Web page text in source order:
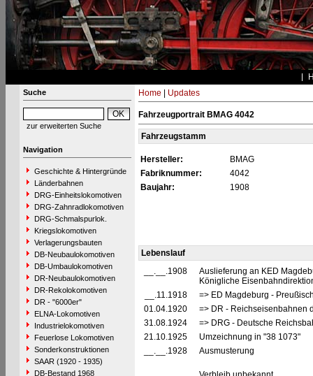
Suche
zur erweiterten Suche
Navigation
Geschichte & Hintergründe
Länderbahnen
DRG-Einheitslokomotiven
DRG-Zahnradlokomotiven
DRG-Schmalspurlok.
Kriegslokomotiven
Verlagerungsbauten
DB-Neubaulokomotiven
DB-Umbaulokomotiven
DR-Neubaulokomotiven
DR-Rekolokomotiven
DR - "6000er"
ELNA-Lokomotiven
Industrielokomotiven
Feuerlose Lokomotiven
Sonderkonstruktionen
SAAR (1920 - 1935)
DB-Bestand 1968
Home Updates
Fahrzeugportrait BMAG 4042
Fahrzeugstamm
Hersteller:
BMAG
Fabriknummer:
4042
Baujahr:
1908
Lebenslauf
__.__.1908
Auslieferung an KED
Königliche
__.11.1918
=> ED Magdeburg -
01.04.1920
=> DR - Reichseisenbahnen
31.08.1924
=> DRG - Deutsche
21.10.1925
Umzeichnung in "38 1073"
__.__.1928
Ausmusterung